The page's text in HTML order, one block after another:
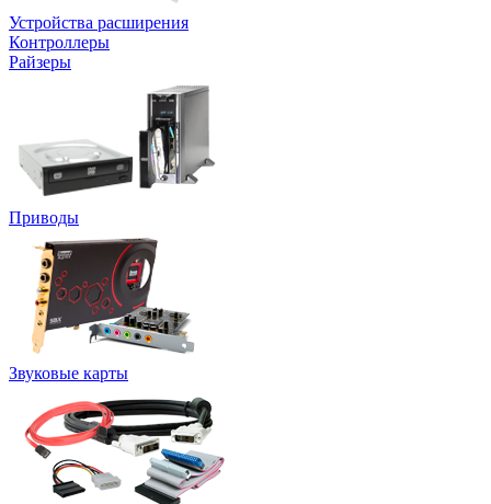
Устройства расширения
Контроллеры
Райзеры
Приводы
Звуковые карты